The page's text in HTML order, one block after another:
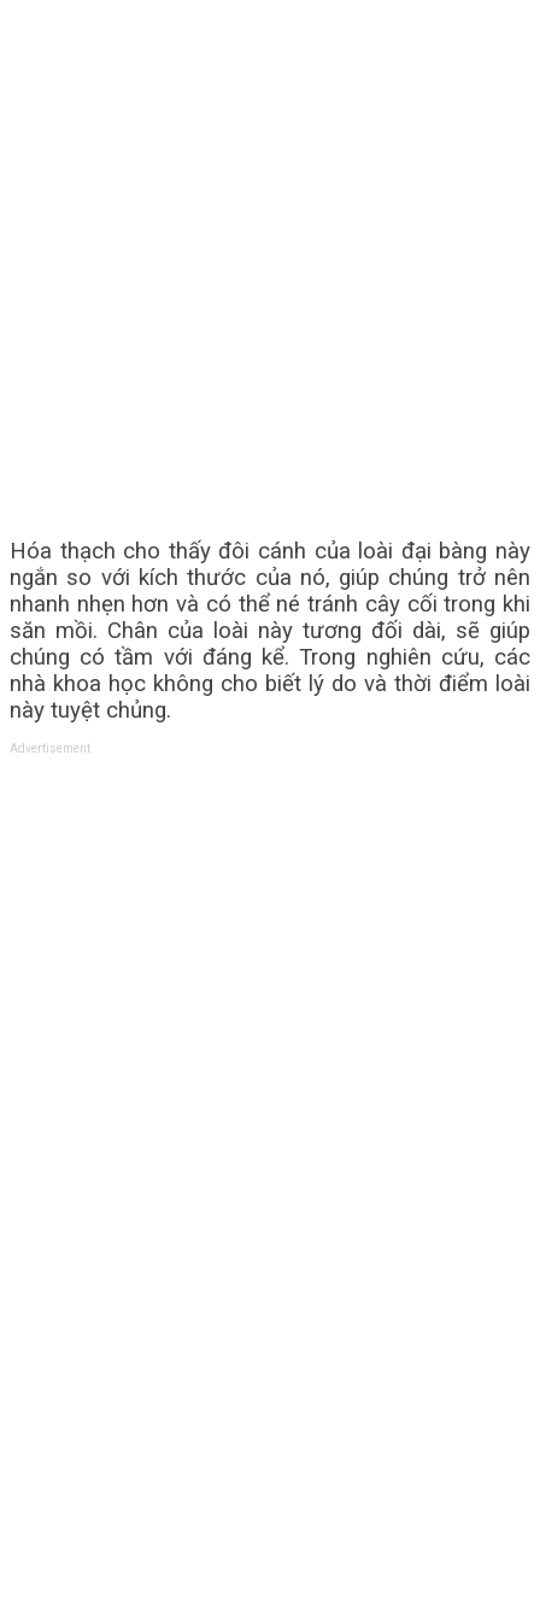
Hóa thạch cho thấy đôi cánh của loài đại bàng này
ngắn so với kích thước của nó, giúp chúng trở nên
nhanh nhẹn hơn và có thể né tránh cây cối trong khi
săn mồi. Chân của loài này tương đối dài, sẽ giúp
chúng có tầm với đáng kể. Trong nghiên cứu, các
nhà khoa học không cho biết lý do và thời điểm loài
này tuyệt chủng.
Advertisement